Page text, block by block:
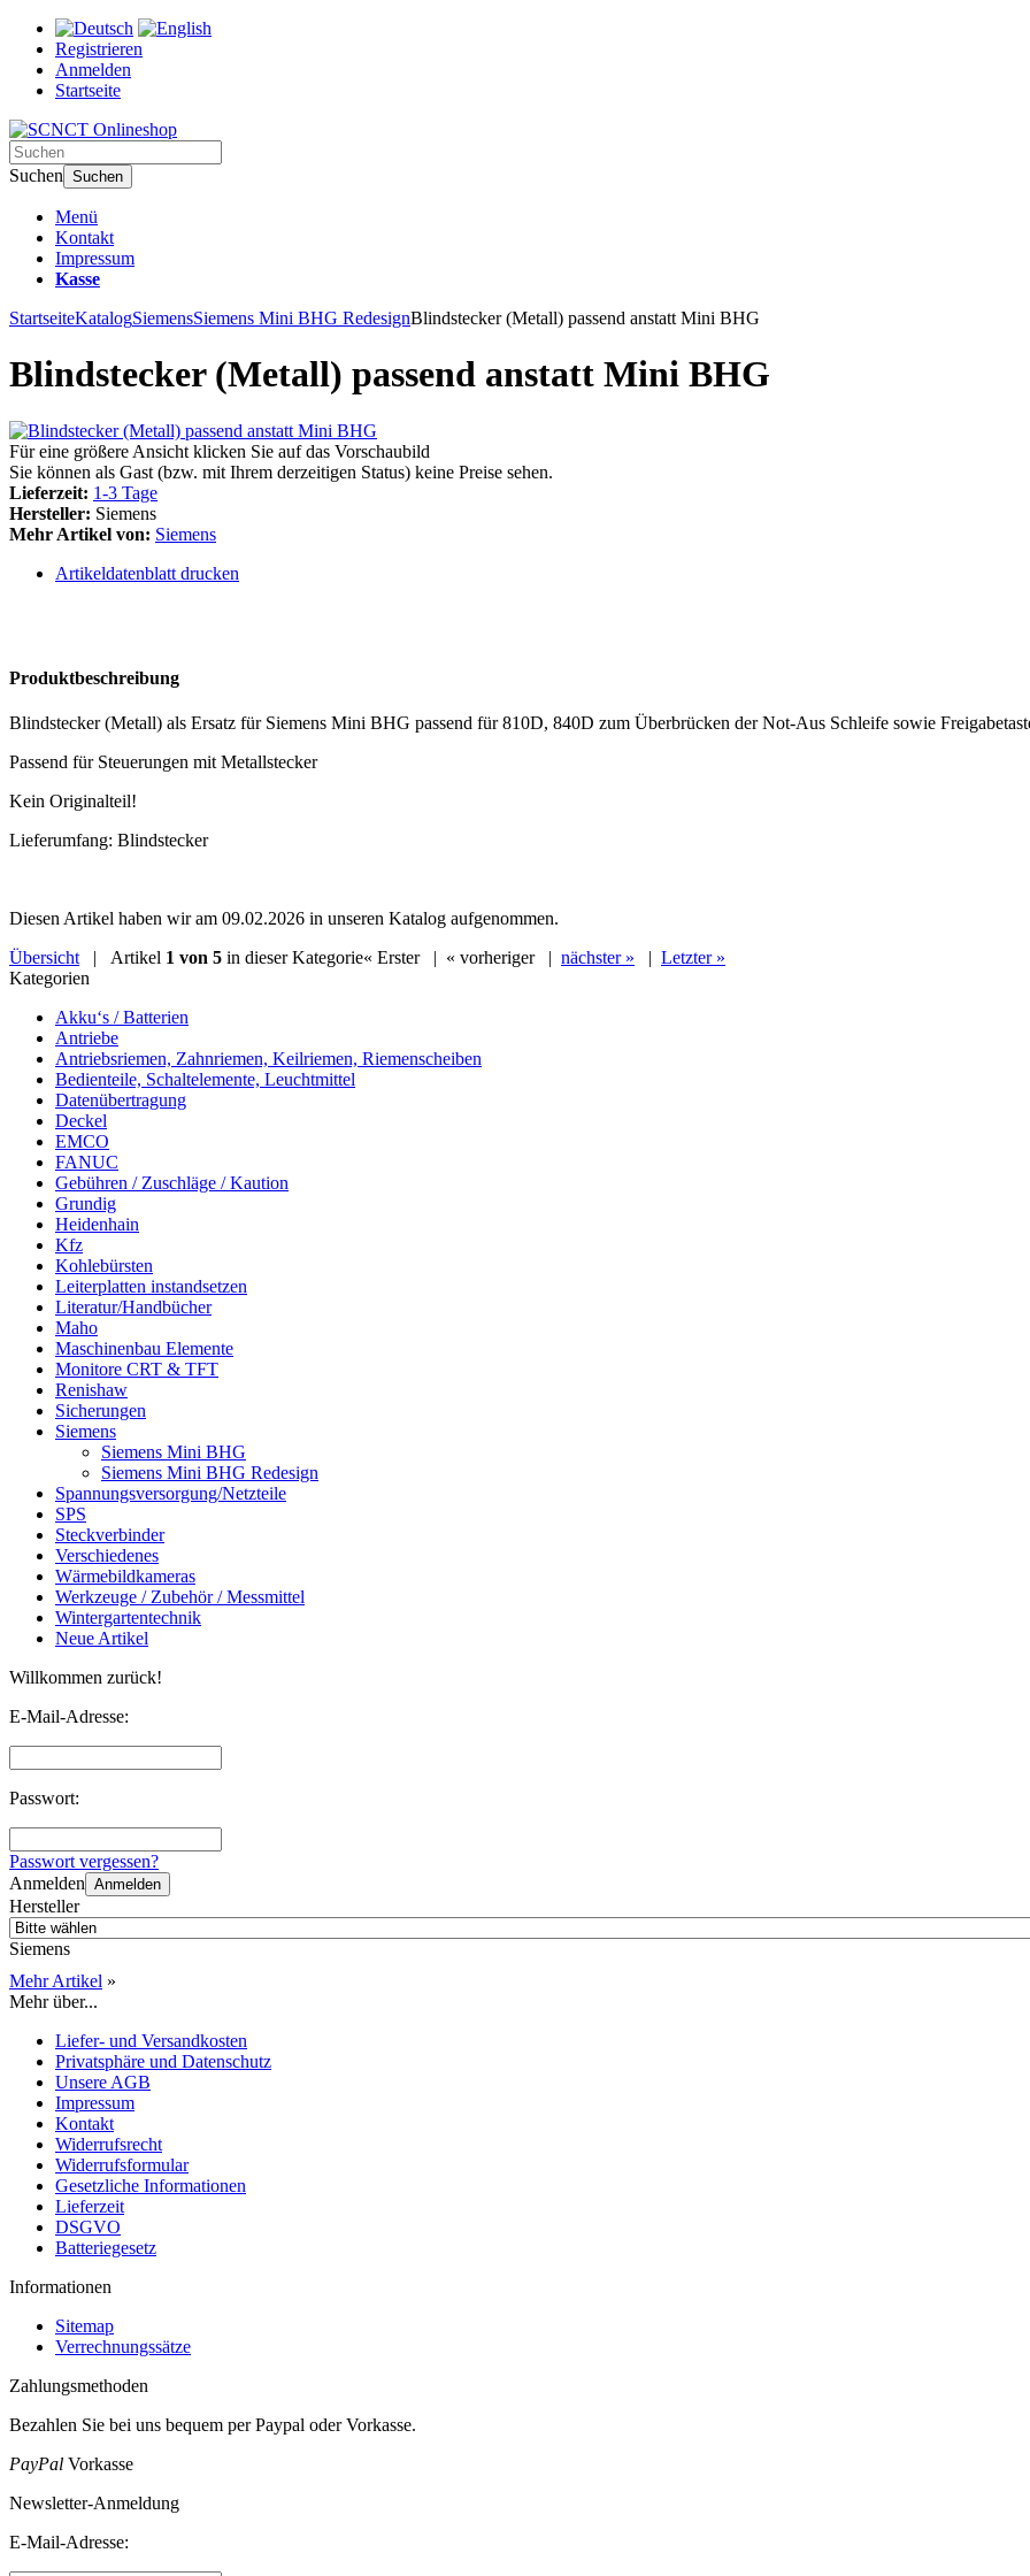
Registrieren
Anmelden
Startseite
Suchen Suchen
Menü
Kontakt
Impressum
Kasse
StartseiteKatalogSiemensSiemens Mini BHG RedesignBlindstecker (Metall) passend anstatt Mini BHG
Blindstecker (Metall) passend anstatt Mini BHG
Für eine größere Ansicht klicken Sie auf das Vorschaubild
Sie können als Gast (bzw. mit Ihrem derzeitigen Status) keine Preise sehen.
Lieferzeit: 1-3 Tage
Hersteller: Siemens
Mehr Artikel von: Siemens
Artikeldatenblatt drucken
Produktbeschreibung
Blindstecker (Metall) als Ersatz für Siemens Mini BHG passend für 810D, 840D zum Überbrücken der Not-Aus Schleife sowie
Passend für Steuerungen mit Metallstecker
Kein Originalteil!
Lieferumfang: Blindstecker
Diesen Artikel haben wir am 09.02.2026 in unseren Katalog aufgenommen.
Übersicht| Artikel 1 von 5 in dieser Kategorie« Erster| « vorheriger| nächster » | Letzter »
Kategorien
Akku‘s / Batterien
Antriebe
Antriebsriemen, Zahnriemen, Keilriemen, Riemenscheiben
Bedienteile, Schaltelemente, Leuchtmittel
Datenübertragung
Deckel
EMCO
FANUC
Gebühren / Zuschläge / Kaution
Grundig
Heidenhain
Kfz
Kohlebürsten
Leiterplatten instandsetzen
Literatur/Handbücher
Maho
Maschinenbau Elemente
Monitore CRT & TFT
Renishaw
Sicherungen
Siemens
Siemens Mini BHG
Siemens Mini BHG Redesign
Spannungsversorgung/Netzteile
SPS
Steckverbinder
Verschiedenes
Wärmebildkameras
Werkzeuge / Zubehör / Messmittel
Wintergartentechnik
Neue Artikel
Willkommen zurück!
E-Mail-Adresse:
Passwort:
Passwort vergessen?
Anmelden Anmelden
Hersteller
Siemens
Mehr Artikel »
Mehr über...
Liefer- und Versandkosten
Privatsphäre und Datenschutz
Unsere AGB
Impressum
Kontakt
Widerrufsrecht
Widerrufsformular
Gesetzliche Informationen
Lieferzeit
DSGVO
Batteriegesetz
Informationen
Sitemap
Verrechnungssätze
Zahlungsmethoden
Bezahlen Sie bei uns bequem per Paypal oder Vorkasse.
PayPal Vorkasse
Newsletter-Anmeldung
E-Mail-Adresse: